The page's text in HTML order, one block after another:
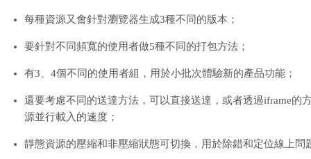
每種資源又會針對瀏覽器生成3種不同的版本；
要針對不同頻寬的使用者做5種不同的打包方法；
有3、4個不同的使用者組，用於小批次體驗新的產品功能；
還要考慮不同的送達方法，可以直接送達，或者透過iframe的
源並行載入的速度；
靜態資源的壓縮和非壓縮狀態可切換，用於除錯和定位線上問